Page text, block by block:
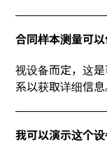
合同样本测量可以
视设备而定，这
系以获取详细信息
我可以演示这个设